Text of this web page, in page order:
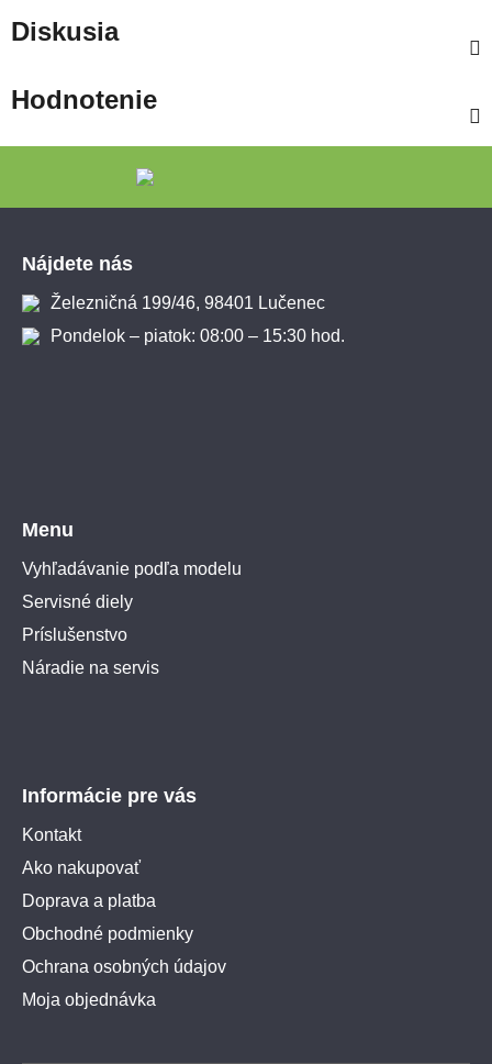
Diskusia
Hodnotenie
Nájdete nás
Železničná 199/46, 98401 Lučenec
Pondelok – piatok: 08:00 – 15:30 hod.
Menu
Vyhľadávanie podľa modelu
Servisné diely
Príslušenstvo
Náradie na servis
Informácie pre vás
Kontakt
Ako nakupovať
Doprava a platba
Obchodné podmienky
Ochrana osobných údajov
Moja objednávka